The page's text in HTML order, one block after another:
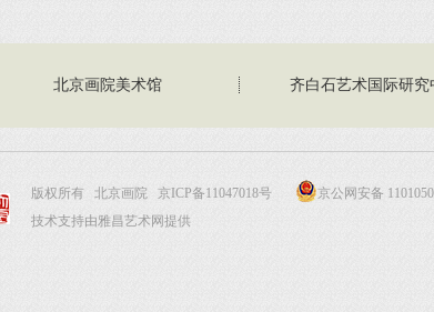
北京画院美术馆 齐白石艺术国际研究
版权所有 北京画院 京ICP备11047018号 京公网安备
技术支持由雅昌艺术网提供